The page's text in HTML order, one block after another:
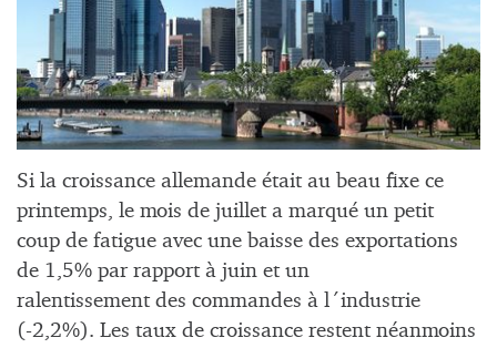
Si la croissance allemande était au beau fixe ce
printemps, le mois de juillet a marqué un petit
coup de fatigue avec une baisse des exportations
de 1,5% par rapport à juin et un
ralentissement des commandes à l´industrie
(-2,2%). Les taux de croissance restent néanmoins